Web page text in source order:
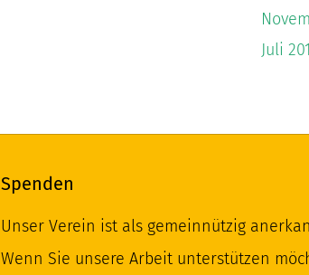
Juli
Spenden
Unser Verein ist als gemeinnützig
Wenn Sie unsere Arbeit unterstützen